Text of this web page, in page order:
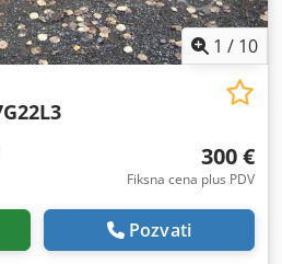
1 / 10
300 €
Fiksna cena plus PDV
Pozvati